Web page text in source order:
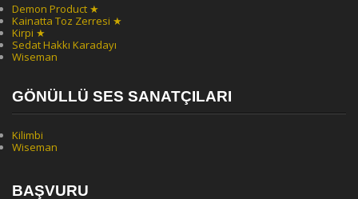
Demon Product ★
Kainatta Toz Zerresi ★
Kirpi ★
Sedat Hakkı Karadayı
Wiseman
GÖNÜLLÜ SES SANATÇILARI
Kilimbi
Wiseman
BAŞVURU